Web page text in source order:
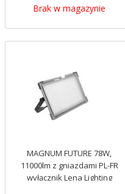
Brak w magazynie
MAGNUM FUTURE 78W,
11000lm z gniazdami PL-FR
wyłącznik Lena Lighting